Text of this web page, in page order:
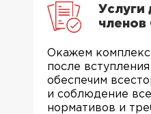
Услуги
членов
Окажем
после
обеспечим
и соблюдение
нормативов и